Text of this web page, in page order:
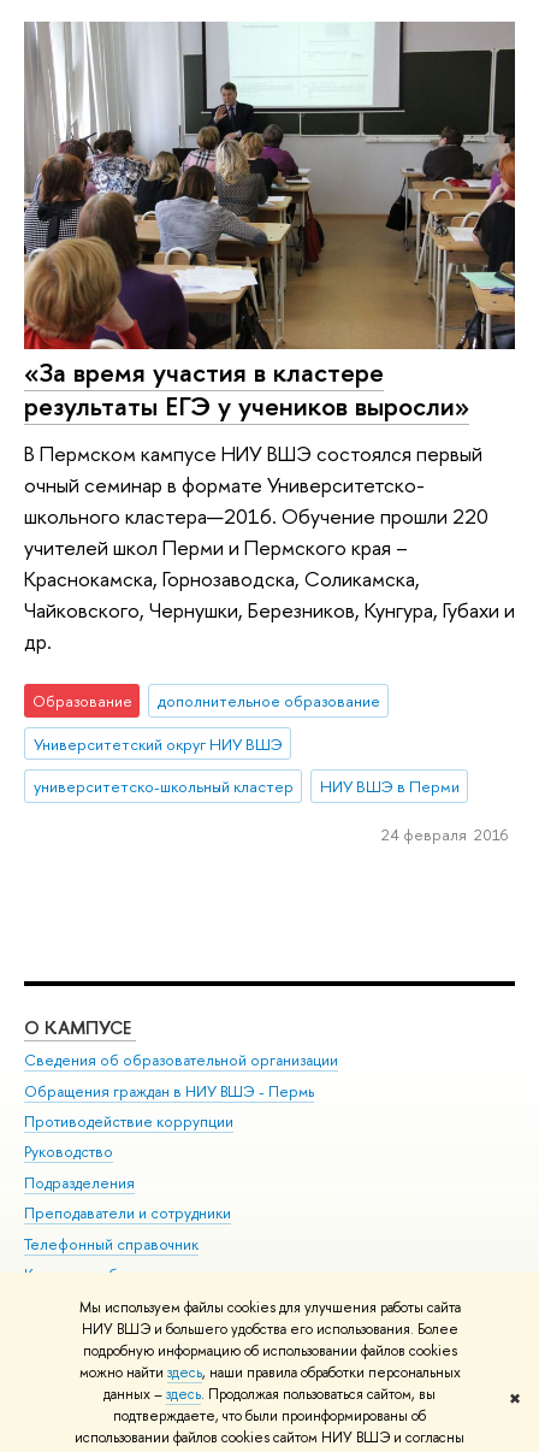
Мы используем файлы cookies для улучшения работы сайта
НИУ ВШЭ и большего удобства его использования. Более
подробную информацию об использовании файлов cookies
можно найти здесь, наши правила обработки персональных
данных –здесь. Продолжая пользоваться сайтом, вы
подтверждаете, что были проинформированы об
использовании файлов cookies сайтом НИУ ВШЭ и согласны
✖
«За время участия в кластере
результаты ЕГЭ у учеников выросли»
В Пермском кампусе НИУ ВШЭ состоялся первый
очный семинар в формате Университетско-
школьного кластера—2016. Обучение прошли 220
учителей школ Перми и Пермского края –
Краснокамска, Горнозаводска, Соликамска,
Чайковского, Чернушки, Березников, Кунгура, Губахи и
др.
Образование
дополнительное образование
Университетский округ НИУ ВШЭ
университетско-школьный кластер
НИУ ВШЭ в Перми
24 февраля 2016
О КАМПУСЕ
Сведения об образовательной организации
Обращения граждан в НИУ ВШЭ - Пермь
Противодействие коррупции
Руководство
Подразделения
Преподаватели и сотрудники
Телефонный справочник
Корпуса и общежития
ВШЭ для студентов с ограниченными возможностями
здоровья и инвалидностью
Единая платежная страница
© НИУ ВШЭ 1993–2026 Условия использования материалов Адреса